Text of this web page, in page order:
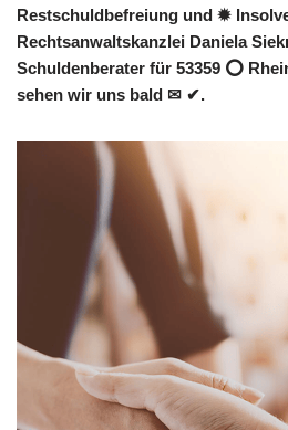
Restschuldbefreiung und ✹
Rechtsanwaltskanzlei Daniela
Schuldenberater für 53359 ⭕
sehen wir uns bald ✉ ✔.